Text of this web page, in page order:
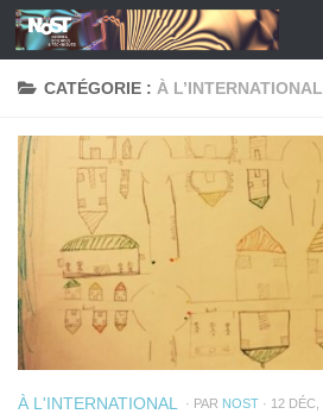
Skip to content
CATÉGORIE : À L’INTERNATIONAL
À L'INTERNATIONAL · PAR NOST · 12